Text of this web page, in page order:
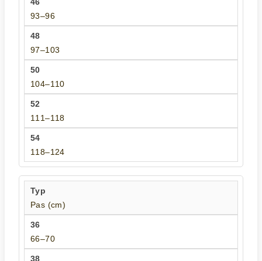
93–96
97–103
104–110
111–118
118–124
Pas (cm)
66–70